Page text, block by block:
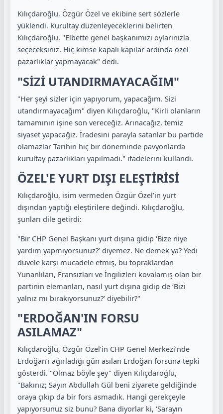
Kılıçdaroğlu, Özgür Özel ve ekibine sert sözlerle
yüklendi. Kurultay düzenleyeceklerini belirten
Kılıçdaroğlu, "Elbette genel başkanımızı oylarınızla
seçeceksiniz. Hiç kimse kapalı kapılar ardında özel
pazarlıklar yapmayacak" dedi.
"SİZİ UTANDIRMAYACAĞIM"
"Her şeyi sizler için yapıyorum, yapacağım. Sizi
utandırmayacağım" diyen Kılıçdaroğlu, "Kirli olanların
tamamının işine son vereceğiz. Arınacağız, temiz
siyaset yapacağız. İradesini parayla satanlar bu partide
olamazlar Tarihin hiç bir döneminde pavyonlarda
kurultay pazarlıkları yapılmadı." ifadelerini kullandı.
ÖZEL'E YURT DIŞI ELEŞTİRİSİ
Kılıçdaroğlu, isim vermeden Özgür Özel’in yurt
dışından yaptığı eleştirilere değindi. Kılıçdaroğlu,
şunları dile getirdi:
"Bir CHP Genel Başkanı yurt dışına gidip ‘Bize niye
yardım yapmıyorsunuz?’ diyemez. Ne demek ya? Yedi
düvele karşı mücadele etmiş, bu topraklardan
Yunanlıları, Fransızları ve İngilizleri kovalamış olan bir
partinin elemanları, nasıl yurt dışına gidip de ‘Bizi
yalnız mı bırakıyorsunuz?’ diyebilir?"
"ERDOĞAN'IN FORSU
ASILAMAZ"
Kılıçdaroğlu, Özgür Özel’in CHP Genel Merkezi’nde
Erdoğan’ı ağırladığı gün asılan Erdoğan forsuna tepki
gösterdi. "Olmaz böyle şey" diyen Kılıçdaroğlu,
"Bakınız; Sayın Abdullah Gül beni ziyarete geldiğinde
oraya çıkıp da bir fors asmadık. Hangi gerekçeyle
yapıyorsunuz siz bunu? Bana diyorlar ki, ‘Sarayın